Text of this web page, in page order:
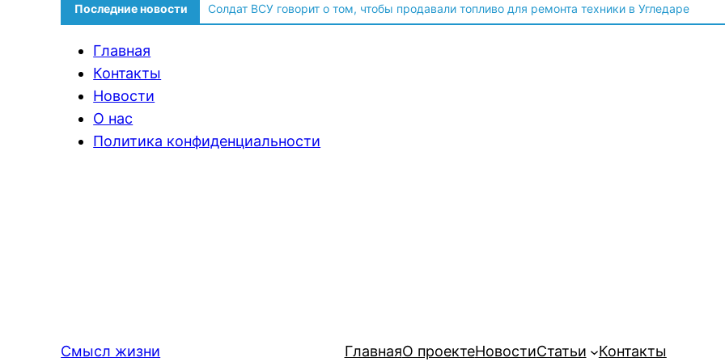
Последние новости Солдат ВСУ говорит о том, чтобы продавали топливо для ремонта техники в Угледаре
Главная
Контакты
Новости
О нас
Политика конфиденциальности
Смысл жизни ГлавнаяО проектеНовостиСтатьи Контакты